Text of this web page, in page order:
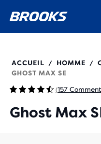
La toute nouvelle Ghost Amp
Découvre la nouvelle collection
Expéditions gratuites sur
110444
ACCUEIL / HOMME /
GHOST MAX SE
(157
Ghost Max